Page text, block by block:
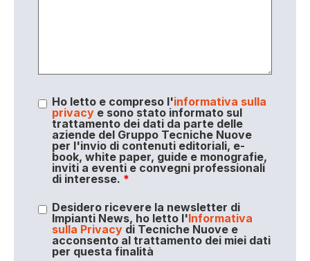
Ho letto e compreso l'informativa sulla
privacye sono stato informato sul
trattamento dei dati da parte delle
aziende del Gruppo Tecniche Nuove
per l'invio di contenuti editoriali, e-
book, white paper, guide e monografie,
inviti a eventi e convegni professionali
di interesse. *
Desidero ricevere la newsletter di
Impianti News, ho letto l'Informativa
sulla Privacydi Tecniche Nuove e
acconsento al trattamento dei miei dati
per questa finalità